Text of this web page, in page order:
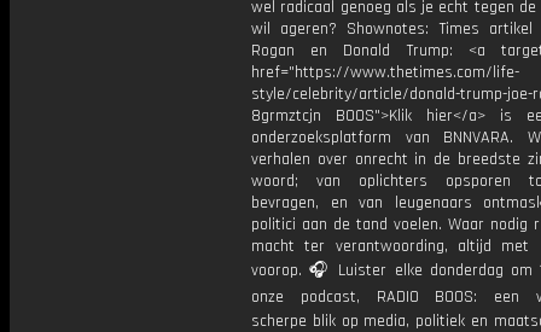
wel radicaal genoeg als je echt tegen de
wil ageren? Shownotes: Times
Rogan en Donald Trump: <a
href="https://www.thetimes.com/life-
style/celebrity/article/donald-trump-joe-
8grmztcjn BOOS">Klik hier</a> is
onderzoeksplatform van BNNVARA.
verhalen over onrecht in de breedste
woord; van oplichters opsporen
bevragen, en van leugenaars
politici aan de tand voelen. Waar nodig
macht ter verantwoording, altijd met
voorop. 🎧 Luister elke donderdag om
onze podcast, RADIO BOOS: een
scherpe blik op media, politiek en